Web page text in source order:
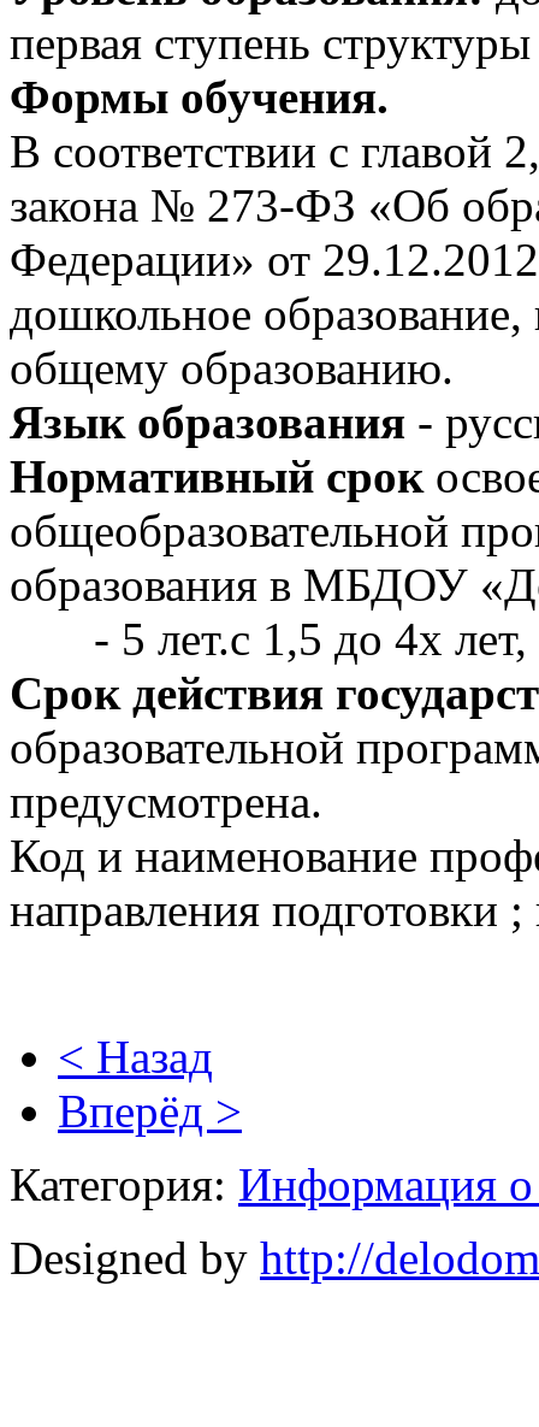
первая ступень
Формы обучения.
В соответствии с главой
закона № 273-ФЗ «Об
Федерации» от
дошкольное
общему образованию.
Язык образования -
Нормативный срок
общеобразовательной
образования в МБДОУ
- 5 лет.с 1,5 до 4х лет,
Срок действия
образовательной
предусмотрена.
Код и наименование
направления подготовки
< Назад
Вперёд >
Категория: Информация
Designed by http://